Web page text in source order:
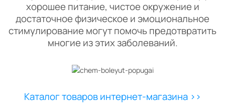
хорошее питание, чистое окружение и
достаточное физическое и эмоциональное
стимулирование могут помочь предотвратить
многие из этих заболеваний.
Каталог товаров интернет-магазина >>